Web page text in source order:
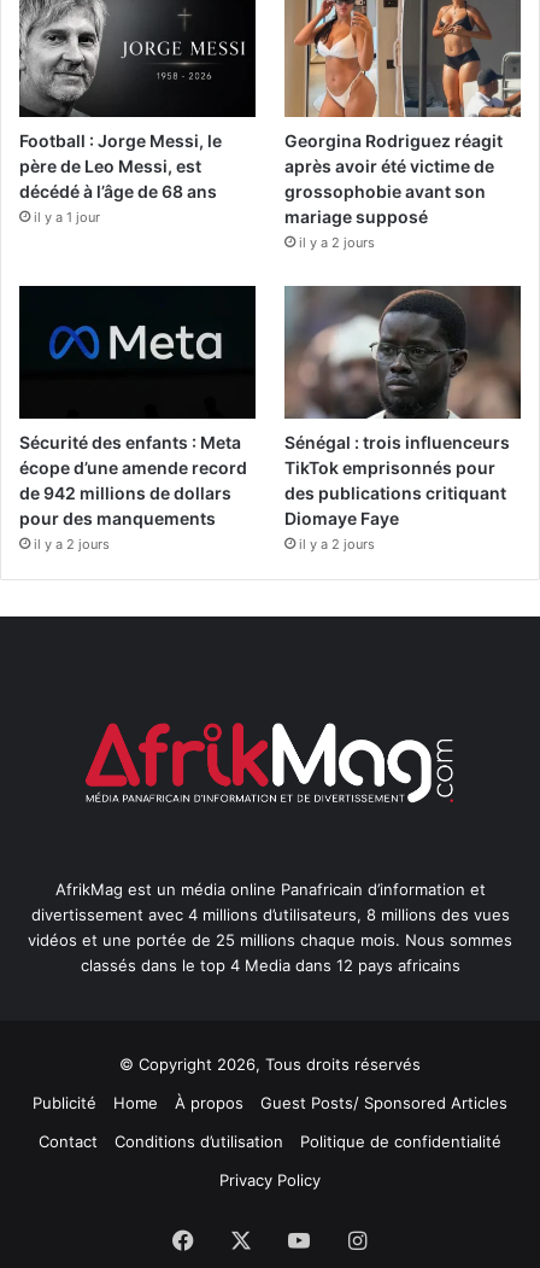
Football : Jorge Messi, le
père de Leo Messi, est
décédé à l’âge de 68 ans
il y a 1 jour
Georgina Rodriguez réagit
après avoir été victime de
grossophobie avant son
mariage supposé
il y a 2 jours
Sécurité des enfants : Meta
écope d’une amende record
de 942 millions de dollars
pour des manquements
il y a 2 jours
Sénégal : trois influenceurs
TikTok emprisonnés pour
des publications critiquant
Diomaye Faye
il y a 2 jours
AfrikMag est un média online Panafricain d’information et
divertissement avec 4 millions d’utilisateurs, 8 millions des vues
vidéos et une portée de 25 millions chaque mois. Nous sommes
classés dans le top 4 Media dans 12 pays africains
© Copyright 2026, Tous droits réservés
Publicité
Home À propos
Guest Posts/ Sponsored Articles
Contact
Conditions d’utilisation
Politique de confidentialité
Privacy Policy
Facebook YouTubeInstagram